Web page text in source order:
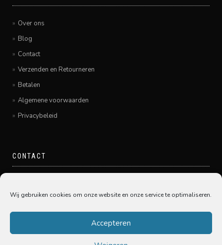
Wij gebruiken cookies om onze website en onze service te optimaliseren.
Accepteren
Over ons
Blog
Contact
Verzenden en Retourneren
Betalen
Algemene voorwaarden
Privacybeleid
CONTACT
Grote Spuistraat 20
078-6450005